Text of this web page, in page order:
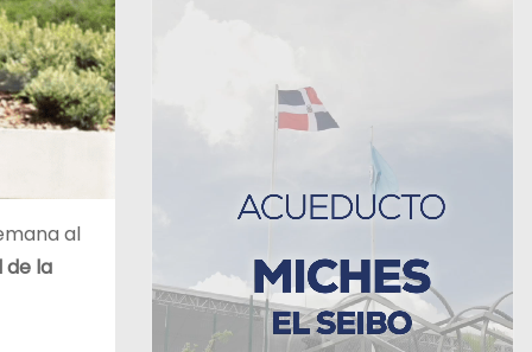
al
de la